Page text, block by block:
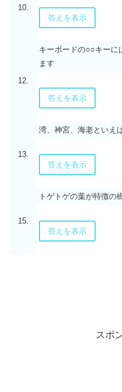
10.
答えを表示
12.
キーボードの○○キーに
ます
答えを表示
13.
湾、神宮、海老といえ
答えを表示
15.
トゲトゲの葉が特徴の
答えを表示
スポ